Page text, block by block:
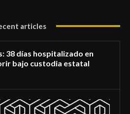
articles
38 días hospitalizado en
bajo custodia estatal